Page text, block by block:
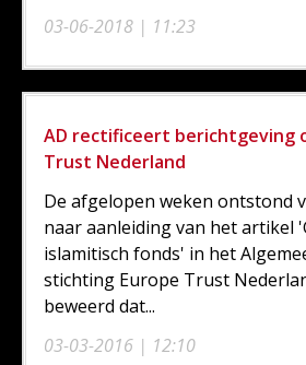
03-06-2018 | 11:23
AD rectificeert berichtgeving
Trust Nederland
03-03-2016 | 12:10
De afgelopen weken ontstond
naar aanleiding van het artikel
islamitisch fonds' in het
stichting Europe Trust
beweerd dat...